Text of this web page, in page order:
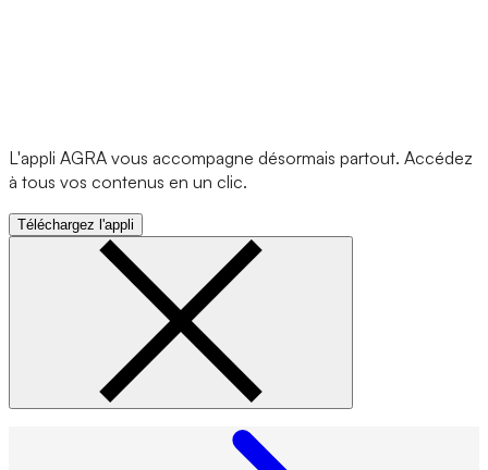
L'appli AGRA vous accompagne désormais partout. Accédez
à tous vos contenus en un clic.
Téléchargez l'appli